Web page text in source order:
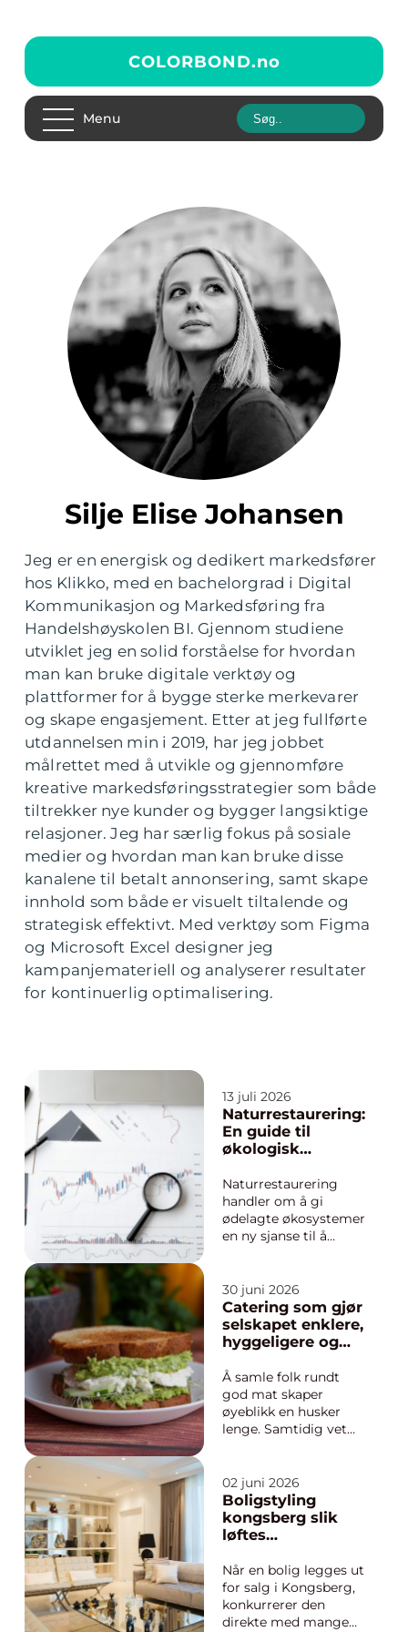
COLORBOND.no
Menu
Silje Elise Johansen
Jeg er en energisk og dedikert markedsfører
hos Klikko, med en bachelorgrad i Digital
Kommunikasjon og Markedsføring fra
Handelshøyskolen BI. Gjennom studiene
utviklet jeg en solid forståelse for hvordan
man kan bruke digitale verktøy og
plattformer for å bygge sterke merkevarer
og skape engasjement. Etter at jeg fullførte
utdannelsen min i 2019, har jeg jobbet
målrettet med å utvikle og gjennomføre
kreative markedsføringsstrategier som både
tiltrekker nye kunder og bygger langsiktige
relasjoner. Jeg har særlig fokus på sosiale
medier og hvordan man kan bruke disse
kanalene til betalt annonsering, samt skape
innhold som både er visuelt tiltalende og
strategisk effektivt. Med verktøy som Figma
og Microsoft Excel designer jeg
kampanjemateriell og analyserer resultater
for kontinuerlig optimalisering.
13 juli 2026
Naturrestaurering:
En guide til
økologisk
klimatilpasning
og
arealforvaltning
Naturrestaurering
handler om å gi
ødelagte økosystemer
en ny sjanse til å
dynamikk. Når myrer
er grøftet, elver lagt i
rør eller skog
intensivt drevet,
karbonla...
30 juni 2026
Catering som gjør
selskapet enklere,
hyggeligere og
Å samle folk rundt
god mat skaper
øyeblikk en husker
lenge. Samtidig vet
handle, lage mat og
rydde opp for et helt
selskap. Her kommer
profesjonell catering
løsning som sparer
tid, gir forutsig...
02 juni 2026
Boligstyling
kongsberg slik
løftes
før salg
Når en bolig legges ut
for salg i Kongsberg,
konkurrerer den
direkte med mange